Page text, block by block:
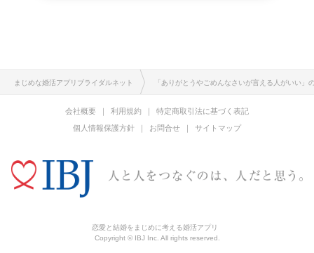
まじめな婚活アプリブライダルネット 「ありがとうやごめんなさいが言える人がいい」
会社概要 利用規約
特定商取引法に基づく表記
個人情報保護方針
お問合せ サイトマップ
恋愛と結婚をまじめに考える婚活アプリ
Copyright © IBJ Inc. All rights reserved.